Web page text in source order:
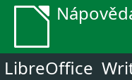
LibreOffice